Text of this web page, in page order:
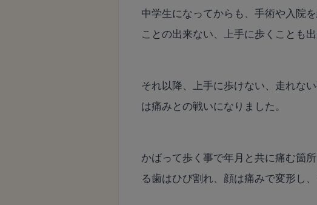
中学生になってからも、手術や入院
ことの出来ない、上手に歩くことも
それ以降、上手に歩けない、走れな
は痛みとの戦いになりました。
かばって歩く事で年月と共に痛む箇
る歯はひび割れ、顔は痛みで変形し